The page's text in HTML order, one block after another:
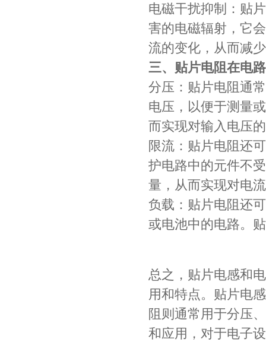
电磁干扰抑制：贴
害的电磁辐射，它
流的变化，从而减
三、贴片电阻在电
分压：贴片电阻通
电压，以便于测量
而实现对输入电压
限流：贴片电阻还
护电路中的元件不
量，从而实现对电
负载：贴片电阻还
或电池中的电路。
总之，贴片电感和
用和特点。贴片电
阻则通常用于分压
和应用，对于电子